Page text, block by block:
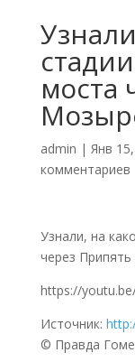
моста
admin | Янв
комментариев
Узнали, на
через
https://
Источник:
© Правда